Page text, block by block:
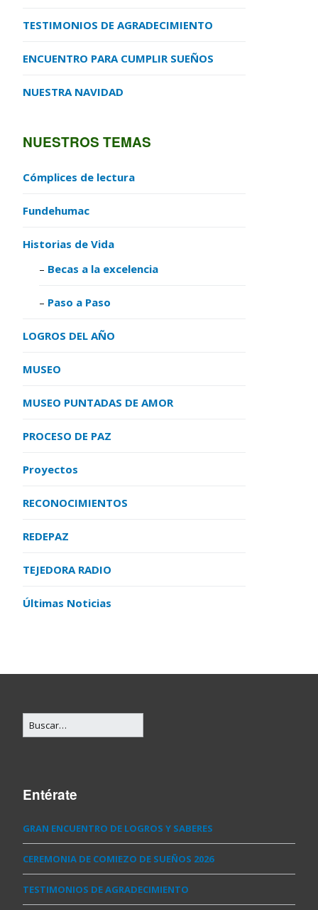
TESTIMONIOS DE AGRADECIMIENTO
ENCUENTRO PARA CUMPLIR SUEÑOS
NUESTRA NAVIDAD
NUESTROS TEMAS
Cómplices de lectura
Fundehumac
Historias de Vida
Becas a la excelencia
Paso a Paso
LOGROS DEL AÑO
MUSEO
MUSEO PUNTADAS DE AMOR
PROCESO DE PAZ
Proyectos
RECONOCIMIENTOS
REDEPAZ
TEJEDORA RADIO
Últimas Noticias
Entérate
GRAN ENCUENTRO DE LOGROS Y SABERES
CEREMONIA DE COMIEZO DE SUEÑOS 2026
TESTIMONIOS DE AGRADECIMIENTO